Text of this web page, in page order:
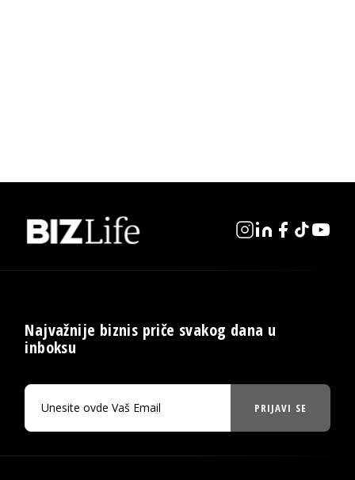
Najvažnije biznis priče svakog dana u
inboksu
PRIJAVI SE